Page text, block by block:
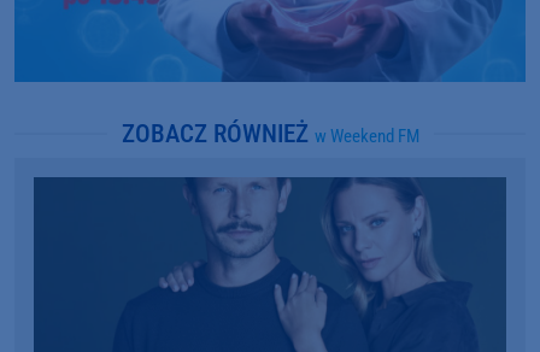
ZOBACZ RÓWNIEŻ w Weekend FM